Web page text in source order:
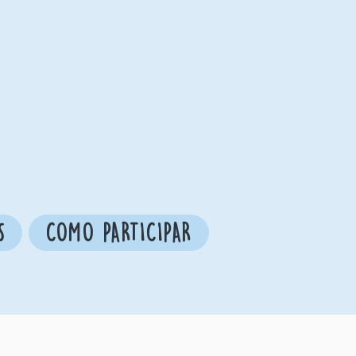
COMO PARTICIPAR